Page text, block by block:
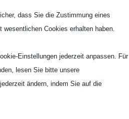
Antrag“, dass wir
der intensiveren
dass Sie die Zustimmung eines
Cookies erhalten haben.
Einstellungen jederzeit anpassen. Für
lesen Sie bitte unsere
ändern, indem Sie auf die